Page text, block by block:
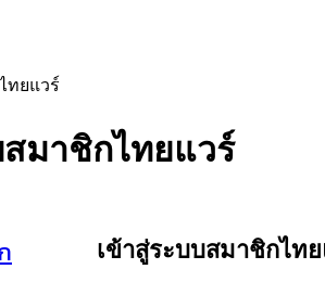
สมาชิกไทยแวร์
เข้าสู่ระบบสมาชิกไท